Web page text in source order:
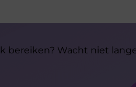
bereiken? Wacht niet